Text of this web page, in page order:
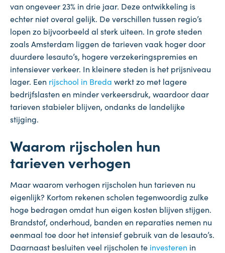
van ongeveer 23% in drie jaar. Deze ontwikkeling is
echter niet overal gelijk. De verschillen tussen regio’s
lopen zo bijvoorbeeld al sterk uiteen. In grote steden
zoals Amsterdam liggen de tarieven vaak hoger door
duurdere lesauto’s, hogere verzekeringspremies en
intensiever verkeer. In kleinere steden is het prijsniveau
lager. Een rijschool in Breda werkt zo met lagere
bedrijfslasten en minder verkeersdruk, waardoor daar
tarieven stabieler blijven, ondanks de landelijke
stijging.
Waarom rijscholen hun
tarieven verhogen
Maar waarom verhogen rijscholen hun tarieven nu
eigenlijk? Kortom rekenen scholen tegenwoordig zulke
hoge bedragen omdat hun eigen kosten blijven stijgen.
Brandstof, onderhoud, banden en reparaties nemen nu
eenmaal toe door het intensief gebruik van de lesauto’s.
Daarnaast besluiten veel rijscholen te investeren in